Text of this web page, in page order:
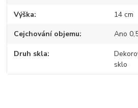
Výška 14 cm
Cejchování objemu Ano
Druh skla
sklo